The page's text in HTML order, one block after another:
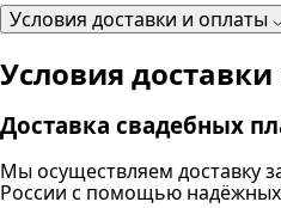
Условия доставки и оплаты
Условия
Доставка свадебных
Мы осуществляем доставку
России с помощью